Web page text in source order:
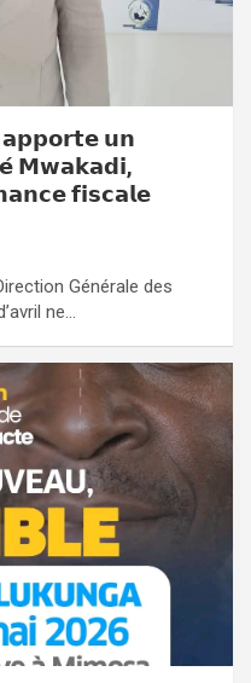
𝘂𝗻
𝗠𝘄𝗮𝗸𝗮𝗱𝗶,
𝗳𝗶𝘀𝗰𝗮𝗹𝗲
Générale des
ne…